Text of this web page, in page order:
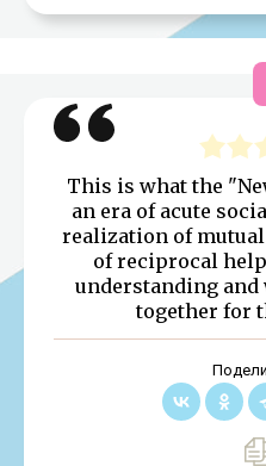
This is what the
an era of acute
realization of
of reciprocal
understanding
together for